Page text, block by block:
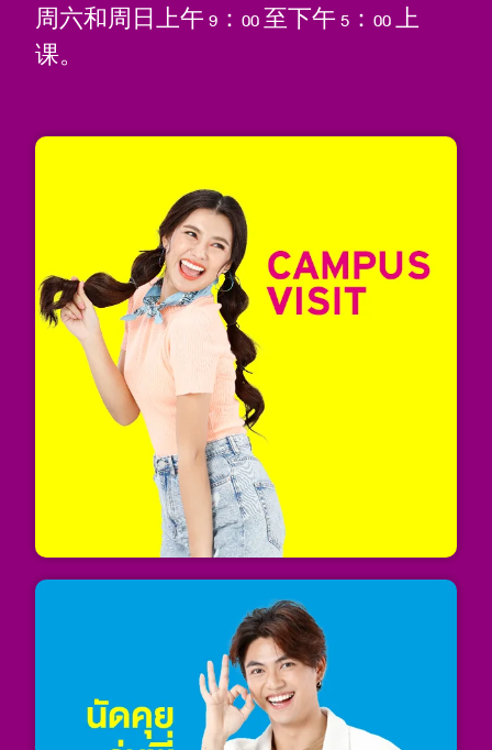
周六和周日上午 9：00 至下午 5：00 上
课。